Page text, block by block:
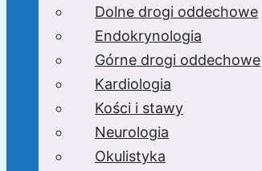
Dolne drogi oddechowe
Endokrynologia
Górne drogi oddechowe
Kardiologia
Kości i stawy
Neurologia
Okulistyka